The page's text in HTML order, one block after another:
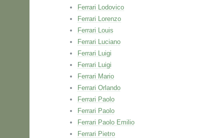
Ferrari Lodovico
Ferrari Lorenzo
Ferrari Louis
Ferrari Luciano
Ferrari Luigi
Ferrari Luigi
Ferrari Mario
Ferrari Orlando
Ferrari Paolo
Ferrari Paolo
Ferrari Paolo Emilio
Ferrari Pietro